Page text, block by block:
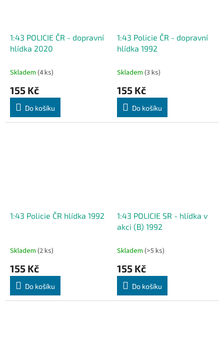
1:43 POLICIE ČR - dopravní
hlídka 2020
Skladem (4 ks)
155 Kč
Do košíku
1:43 Policie ČR - dopravní
hlídka 1992
Skladem (3 ks)
155 Kč
Do košíku
1:43 Policie ČR hlídka 1992
Skladem (2 ks)
155 Kč
Do košíku
1:43 POLICIE SR - hlídka v
akci (B) 1992
Skladem (>5 ks)
155 Kč
Do košíku